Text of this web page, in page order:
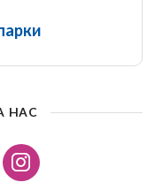
НАС